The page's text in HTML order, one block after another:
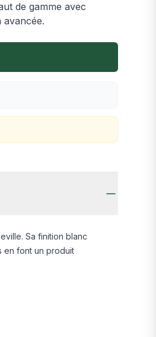
de gamme avec
Sa finition blanc
en font un produit